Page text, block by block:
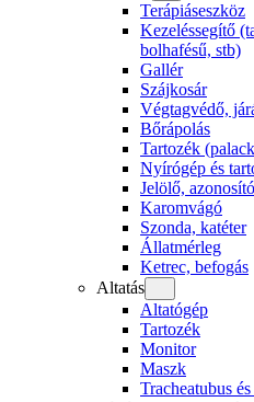
Terápiáseszköz
Kezeléssegítő
bolhafésű, stb)
Gallér
Szájkosár
Végtagvédő,
Bőrápolás
Tartozék
Nyírógép és
Jelölő,
Karomvágó
Szonda, katéter
Állatmérleg
Ketrec, befogás
Altatás
Altatógép
Tartozék
Monitor
Maszk
Tracheatubus